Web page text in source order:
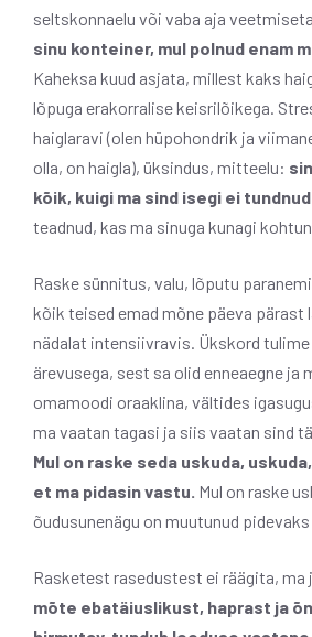
seltskonnaelu või vaba aja veetmiseta.
sinu konteiner, mul polnud enam
Kaheksa kuud asjata, millest kaks
lõpuga erakorralise keisrilõikega.
haiglaravi (olen hüpohondrik ja
olla, on haigla), üksindus, mitteelu:
kõik, kuigi ma sind isegi ei tundnud
teadnud, kas ma sinuga kunagi kohtun.
Raske sünnitus, valu, lõputu
kõik teised emad mõne päeva pärast
nädalat intensiivravis. Ükskord
ärevusega, sest sa olid enneaegne ja
omamoodi oraaklina, vältides
ma vaatan tagasi ja siis vaatan sind
Mul on raske seda uskuda,
et ma pidasin vastu. Mul on raske
õudusunenägu on muutunud
Rasketest rasedustest ei räägita, ma
mõte ebatäiuslikust, haprast ja